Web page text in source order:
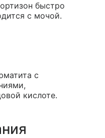
быстро
с мочой.
с
кислоте.